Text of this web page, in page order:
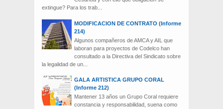
extingue? Para los trab...
MODIFICACION DE CONTRATO (Informe
214)
Algunos compañeros de AMCA y AIL que
laboran para proyectos de Codelco han
consultado a la Directiva del Sindicato sobre
la legalidad de un...
GALA ARTISTICA GRUPO CORAL
(Informe 212)
Mantener 13 años un Grupo Coral requiere
constancia y responsabilidad, suena como